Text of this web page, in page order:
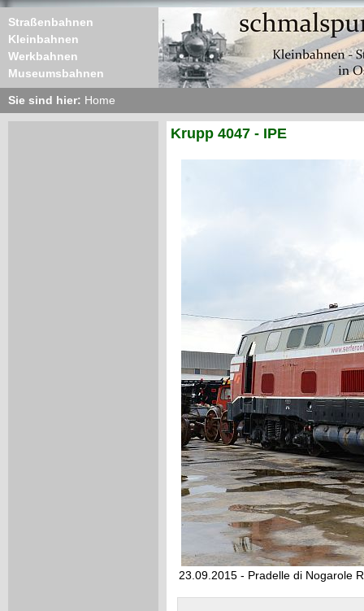
Straßenbahnen
Kleinbahnen
Werkbahnen
Museumsbahnen
Sie sind hier: Home
Krupp 4047 - IPE
23.09.2015 - Pradelle di Nogarole